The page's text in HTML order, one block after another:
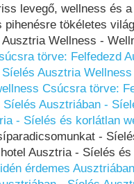
levegő, wellness és
tökéletes
Wellness -
törve: Felfedezd
Ausztria
Csúcsra törve:
Ausztriában -
- Síelés és korlátlan
-
Ausztria - Síelés
érdemes